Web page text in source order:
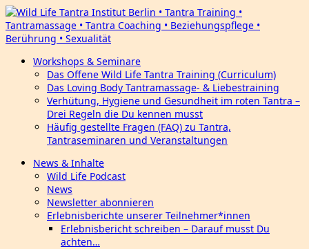
Workshops & Seminare
Das Offene Wild Life Tantra Training (Curriculum)
Das Loving Body Tantramassage- & Liebestraining
Verhütung, Hygiene und Gesundheit im roten Tantra –
Drei Regeln die Du kennen musst
Häufig gestellte Fragen (FAQ) zu Tantra,
Tantraseminaren und Veranstaltungen
News & Inhalte
Wild Life Podcast
News
Newsletter abonnieren
Erlebnisberichte unserer Teilnehmer*innen
Erlebnisbericht schreiben – Darauf musst Du
achten…